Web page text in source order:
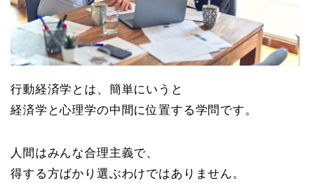
行動経済学とは、簡単にいうと
経済学と心理学の中間に位置する学問です。
人間はみんな合理主義で、
得する方ばかり選ぶわけではありません。